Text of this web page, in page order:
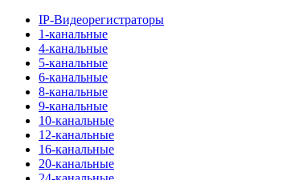
IP-Видеорегистраторы
1-канальные
4-канальные
5-канальные
6-канальные
8-канальные
9-канальные
10-канальные
12-канальные
16-канальные
20-канальные